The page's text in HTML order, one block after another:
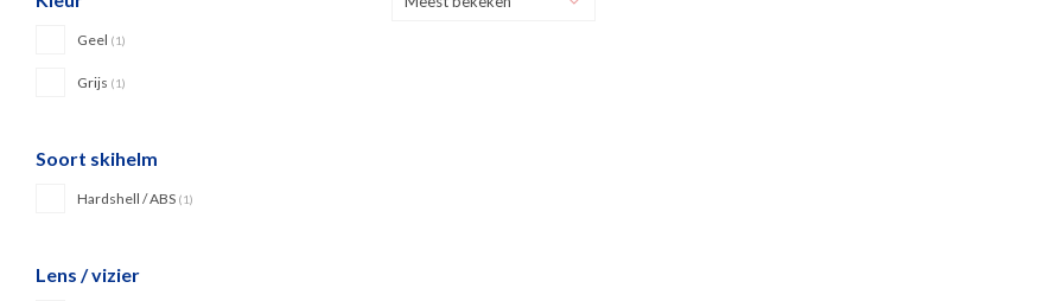
Geel (1)
Grijs (1)
Soort skihelm
Hardshell / ABS (1)
Lens / vizier